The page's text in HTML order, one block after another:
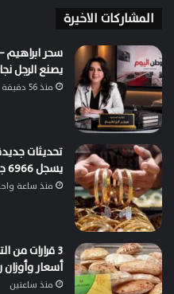
المشاركات الاخيرة
سحر ابراهيم
يصنع الرجل
منذ 56 دقيقة
يسجل 6966 جنيهًا وسط ترقب الأسواق العالمية
منذ ساعة
3 قرارات من
أسعار وأوزان
منذ ساعتين